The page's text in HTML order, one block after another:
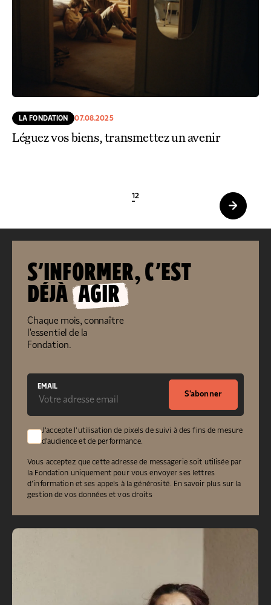
LA FONDATION 07.08.2025
Léguez vos biens, transmettez un avenir
12
S’INFORMER, C’EST
DÉJÀ AGIR
Chaque mois, connaître
l'essentiel de la
Fondation.
EMAIL
S'abonner
J'accepte l'utilisation de pixels de suivi à des fins de mesure
d'audience et de performance.
Vous acceptez que cette adresse de messagerie soit utilisée par
la Fondation uniquement pour vous envoyer ses lettres
d’information et ses appels à la générosité. En savoir plus sur la
gestion de vos données et vos droits